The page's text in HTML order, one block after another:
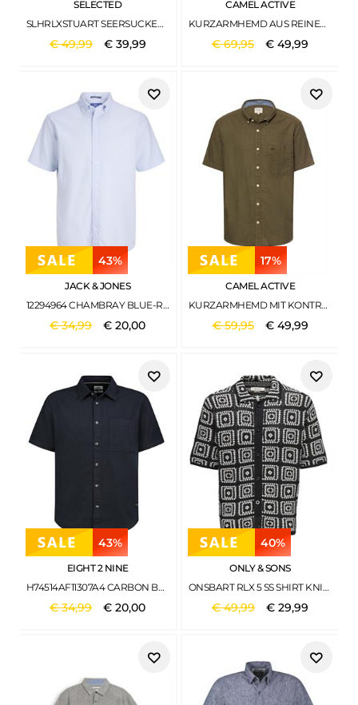
SELECTED
SLHRLXSTUART SEERSUCKER SS SHIRT CHERRY MAHOGANY
€49,99 € 39,99
CAMEL ACTIVE
KURZARMHEMD AUS REINER BAUMWOLLE INDIGO BLUE
€69,95 €49,99
43%
JACK & JONES
12294964 CHAMBRAY BLUE-REGULAR FIT
€34,99 €20,00
17%
CAMEL ACTIVE
KURZARMHEMD MIT KONTRASTDETAILS DEEP OLIVE
€59,95 € 49,99
43%
EIGHT 2 NINE
H74514AF11307A4 CARBON BLACK
€34,99 €20,00
40%
ONLY & SONS
ONSBART RLX 5 SS SHIRT KNIT NOOS BLACK
€49,99 €29,99